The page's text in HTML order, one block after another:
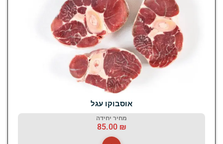
אוסבוקו עגל
מחיר יחידה
85.00